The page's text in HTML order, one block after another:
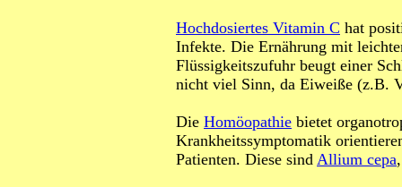
Hochdosiertes Vitamin C hat
Infekte. Die Ernährung mit
Flüssigkeitszufuhr beugt einer
nicht viel Sinn, da Eiweiße (z.B.
Die Homöopathie bietet
Krankheitssymptomatik
Patienten. Diese sind Allium cepa